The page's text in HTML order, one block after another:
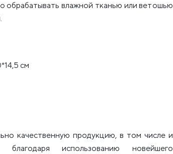
обрабатывать влажной тканью или ветошью
см
качественную продукцию, в том числе и
благодаря использованию новейшего